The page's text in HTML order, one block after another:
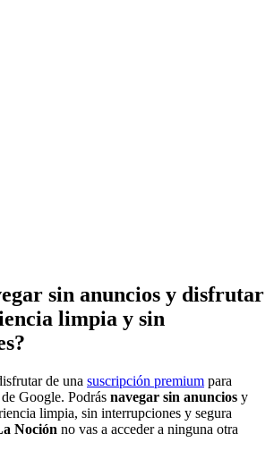
sin anuncios y disfrutar
limpia y sin
de una suscripción premium para
Google. Podrás navegar sin anuncios y
limpia, sin interrupciones y segura
Noción no vas a acceder a ninguna otra